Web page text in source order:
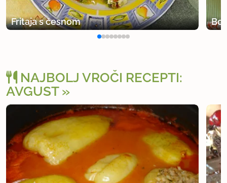
Fritaja s česnom
NAJBOLJ VROČI RECEPTI:
AVGUST